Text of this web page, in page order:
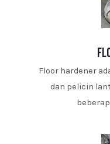
Floor hardener
dan pelicin